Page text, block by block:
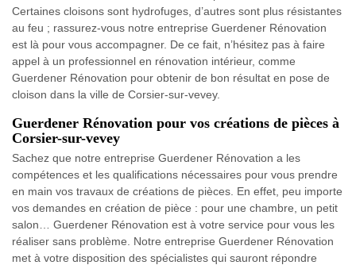
Certaines cloisons sont hydrofuges, d’autres sont plus résistantes
au feu ; rassurez-vous notre entreprise Guerdener Rénovation
est là pour vous accompagner. De ce fait, n’hésitez pas à faire
appel à un professionnel en rénovation intérieur, comme
Guerdener Rénovation pour obtenir de bon résultat en pose de
cloison dans la ville de Corsier-sur-vevey.
Guerdener Rénovation pour vos créations de pièces à
Corsier-sur-vevey
Sachez que notre entreprise Guerdener Rénovation a les
compétences et les qualifications nécessaires pour vous prendre
en main vos travaux de créations de pièces. En effet, peu importe
vos demandes en création de pièce : pour une chambre, un petit
salon… Guerdener Rénovation est à votre service pour vous les
réaliser sans problème. Notre entreprise Guerdener Rénovation
met à votre disposition des spécialistes qui sauront répondre